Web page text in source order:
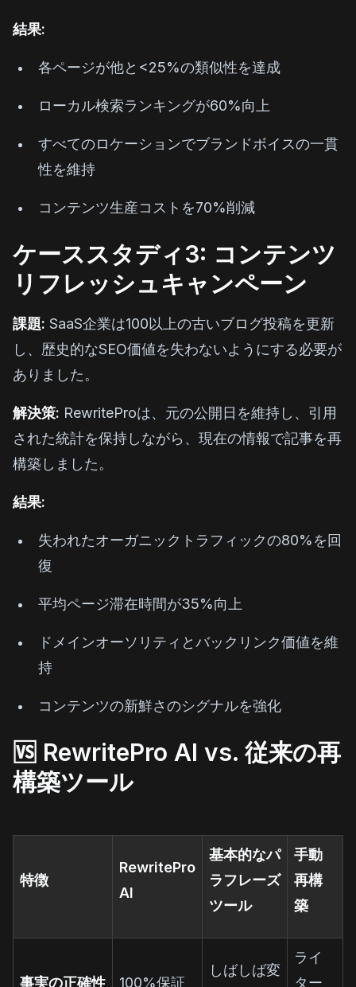
結果:
各ページが他と<25%の類似性を達成
ローカル検索ランキングが60%向上
すべてのロケーションでブランドボイスの一貫
性を維持
コンテンツ生産コストを70%削減
ケーススタディ3: コンテンツ
リフレッシュキャンペーン
課題: SaaS企業は100以上の古いブログ投稿を更新
し、歴史的なSEO価値を失わないようにする必要が
ありました。
解決策: RewriteProは、元の公開日を維持し、引用
された統計を保持しながら、現在の情報で記事を再
構築しました。
結果:
失われたオーガニックトラフィックの80%を回
復
平均ページ滞在時間が35%向上
ドメインオーソリティとバックリンク価値を維
持
コンテンツの新鮮さのシグナルを強化
🆚 RewritePro AI vs. 従来の再
構築ツール
特徴
RewritePro
AI
基本的なパ
ラフレーズ
ツール
手動
再構
築
事実の正確性 100%保証
しばしば変
ライ
ター